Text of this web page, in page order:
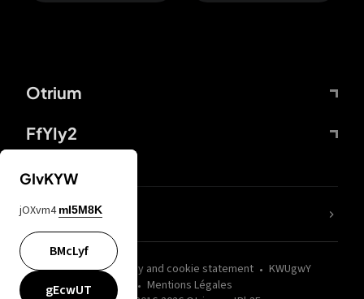
Otrium
FfYIy2
wZQPfd Privacy and cookie statement
KWUgwY
Mentions Légales
nLC6tu
GIvKYW
jOXvm4 mI5M8K
BMcLyf
gEcwUT